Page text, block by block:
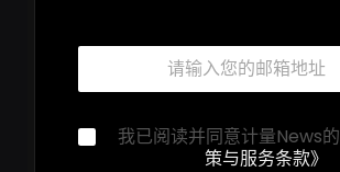
邮
箱
箱
邮
*
隐
我已阅读并同意计量News的
策与服务条款》